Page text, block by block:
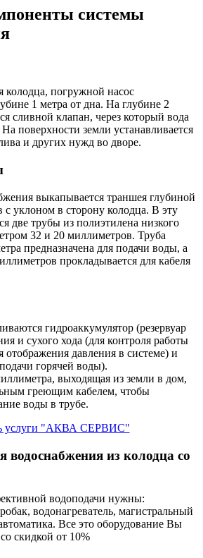
системы
колодца, погружной насос
1 метра от дна. На глубине 2
сливной клапан, через который вода
На поверхности земли устанавливается
и других нужд во дворе.
выкапывается траншея глубиной
с уклоном в сторону колодца. В эту
две трубы из полиэтилена низкого
32 и 20 миллиметров. Труба
предназначена для подачи воды, а
прокладывается для кабеля
гидроаккумулятор (резервуар
и сухого хода (для контроля работы
отображения давления в системе) и
горячей воды).
выходящая из земли в дом,
греющим кабелем, чтобы
воды в трубе.
услуги "АКВА СЕРВИС"
водоснабжения из колодца со
водоподачи нужны:
водонагреватель, магистральный
Все это оборудование Вы
скидкой от 10%